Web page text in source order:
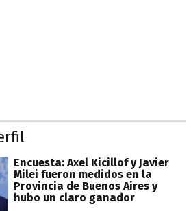
Encuesta: Axel Kicillof y Javier
Milei fueron medidos en la
Provincia de Buenos Aires y
hubo un claro ganador